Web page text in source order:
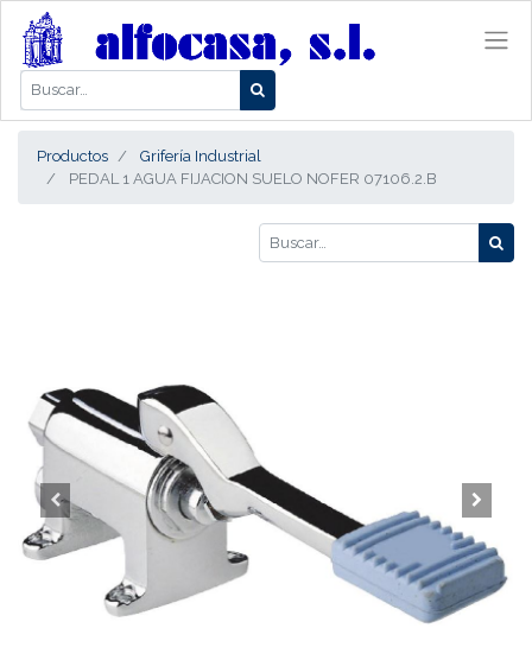
Productos
Grifería Industrial
PEDAL 1 AGUA FIJACION SUELO NOFER 07106.2.B